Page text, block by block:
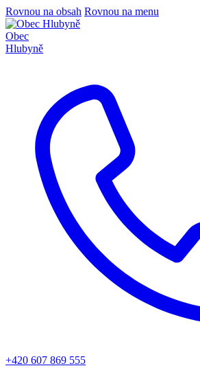
Rovnou na obsah Rovnou na menu
Obec
Hlubyně
+420 607 869 555